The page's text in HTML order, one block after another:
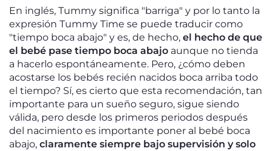
En inglés, Tummy significa "barriga" y por lo tanto la
expresión Tummy Time se puede traducir como
"tiempo boca abajo" y es, de hecho, el hecho de que
el bebé pase tiempo boca abajo aunque no tienda
a hacerlo espontáneamente. Pero, ¿cómo deben
acostarse los bebés recién nacidos boca arriba todo
el tiempo? Sí, es cierto que esta recomendación, tan
importante para un sueño seguro, sigue siendo
válida, pero desde los primeros periodos después
del nacimiento es importante poner al bebé boca
abajo, claramente siempre bajo supervisión y solo